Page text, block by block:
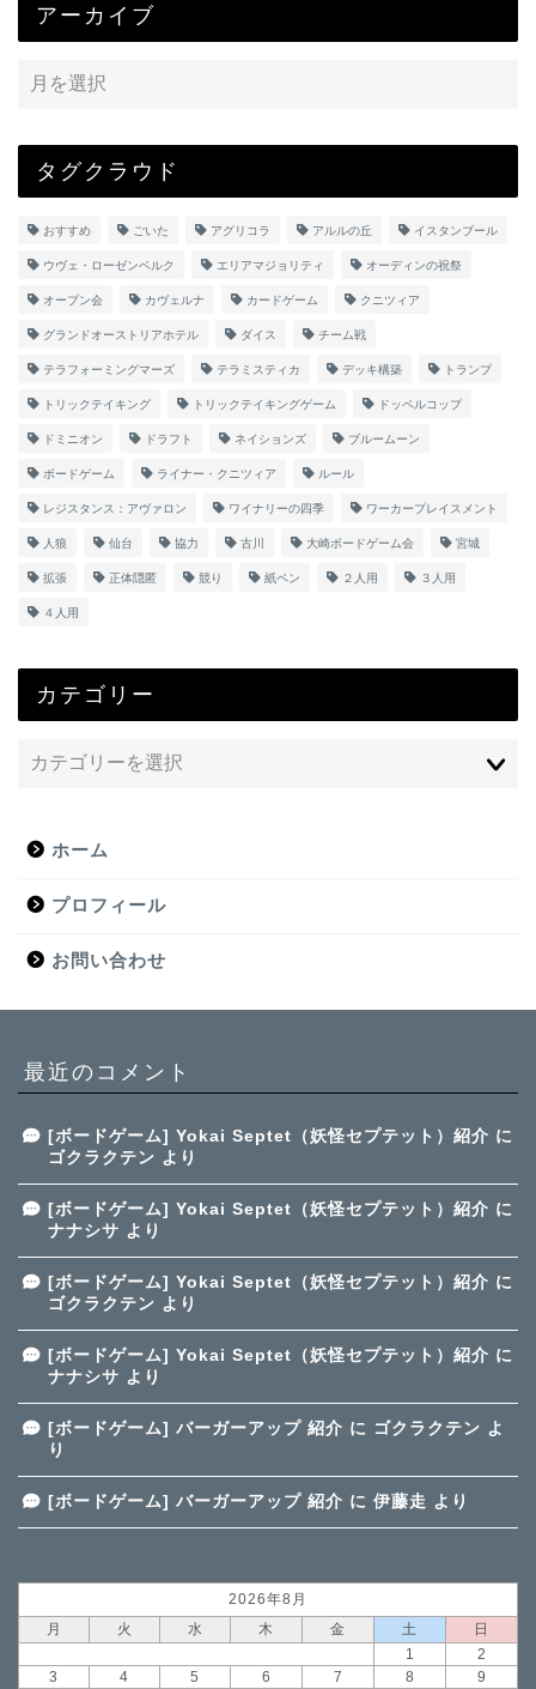
アーカイブ
タグクラウド
おすすめ ごいた アグリコラ アルルの丘 イスタンブール
ウヴェ・ローゼンベルク エリアマジョリティ オーディンの祝祭
オープン会 カヴェルナ カードゲーム クニツィア
グランドオーストリアホテル ダイス チーム戦
テラフォーミングマーズ テラミスティカ デッキ構築 トランプ
トリックテイキング トリックテイキングゲーム ドッペルコップ
ドミニオン ドラフト ネイションズ ブルームーン
ボードゲーム ライナー・クニツィア ルール
レジスタンス：アヴァロン ワイナリーの四季 ワーカープレイスメント
人狼 仙台 協力 古川 大崎ボードゲーム会 宮城
拡張 正体隠匿 競り 紙ペン ２人用 ３人用
４人用
カテゴリー
ホーム
プロフィール
お問い合わせ
最近のコメント
[ボードゲーム] Yokai Septet（妖怪セプテット）紹介 に
ゴクラクテン より
[ボードゲーム] Yokai Septet（妖怪セプテット）紹介 に
ナナシサ より
[ボードゲーム] Yokai Septet（妖怪セプテット）紹介 に
ゴクラクテン より
[ボードゲーム] Yokai Septet（妖怪セプテット）紹介 に
ナナシサ より
[ボードゲーム] バーガーアップ 紹介 に ゴクラクテン よ
り
[ボードゲーム] バーガーアップ 紹介 に 伊藤走 より
2026年8月
月
火 水 木 金 土
日
1
2
3
4 5 6 7 8 9